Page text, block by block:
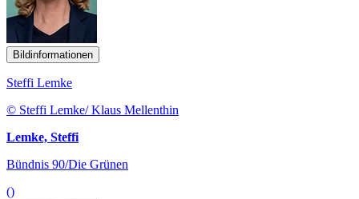
Bildinformationen
Steffi Lemke
© Steffi Lemke/ Klaus Mellenthin
Lemke, Steffi
Bündnis 90/Die Grünen
()